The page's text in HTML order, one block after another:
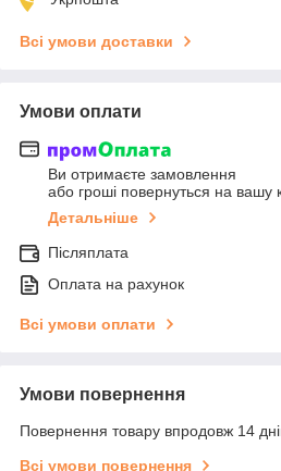
Всі умови доставки
Умови оплати
Ви отримаєте замовлення
або гроші повернуться на вашу
Детальніше
Післяплата
Оплата на рахунок
Всі умови оплати
Умови повернення
Повернення товару впродовж 14
Всі умови повернення